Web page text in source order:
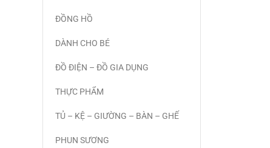
ĐỒNG HỒ
DÀNH CHO BÉ
ĐỒ ĐIỆN – ĐỒ GIA DỤNG
THỰC PHẨM
TỦ – KỆ – GIƯỜNG – BÀN – GHẾ
PHUN SƯƠNG